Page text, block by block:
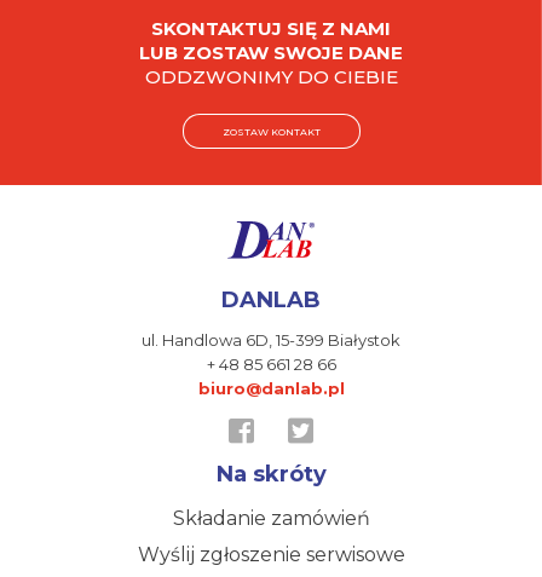
SKONTAKTUJ SIĘ Z NAMI
LUB ZOSTAW SWOJE DANE
ODDZWONIMY DO CIEBIE
ZOSTAW KONTAKT
DANLAB
ul. Handlowa 6D, 15-399 Białystok
+ 48 85 661 28 66
biuro@danlab.pl
Na skróty
Składanie zamówień
Wyślij zgłoszenie serwisowe